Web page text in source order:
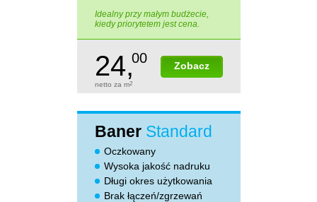
Idealny przy małym budżecie,
kiedy priorytetem jest cena.
Zobacz
24,00
netto za m2
Baner Standard
Oczkowany
Wysoka jakość nadruku
Długi okres użytkowania
Brak łączeń/zgrzewań